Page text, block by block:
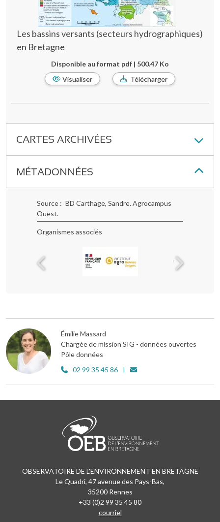
Les bassins versants (secteurs hydrographiques)
en Bretagne
Disponible au format pdf | 500.47 Ko
Visualiser
Télécharger
CARTES ARCHIVÉES
MÉTADONNÉES
Source
BD Carthage, Sandre. Agrocampus
Ouest.
Organismes associés
Émilie Massard
Chargée de mission SIG - données ouvertes
Pôle données
02 99 35 45 86
OBSERVATOIRE DE L'ENVIRONNEMENT EN BRETAGNE
Le Quadri, 47 avenue des Pays-Bas,
35200 Rennes
+33 (0)2 99 35 45 80
courriel